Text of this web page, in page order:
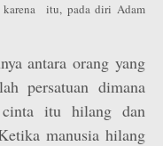
karena itu, pada diri Adam
antara orang yang
persatuan dimana
cinta itu hilang dan
manusia hilang